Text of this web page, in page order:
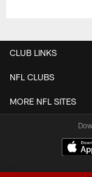
CLUB LINKS
NFL CLUBS
MORE NFL SITES